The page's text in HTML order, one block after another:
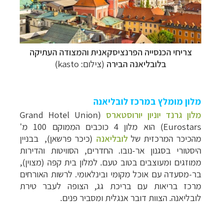
צריחי הכנסייה הפרנציסקאנית והמצודה העתיקה
בלובליאנה הבירה (צילום: kasto)
מלון מומלץ במרכז לובליאנה
מלון גרנד יוניון יורוסטארס
(Grand Hotel Union
Eurostars)
הוא מלון 4 כוכבים הממוקם 100 מ'
מהכיכר המרכזית שללובליאנה (כיכר פרשאן), בבניין
היסטורי בסגנון אר-נובו. החדרים, הסוויטות והדירות
ממוזגים ומעוצבים בטוב טעם. למלון בית קפה (מצוין),
בר-מסעדה עם אוכל מקומי ובינלאומי. לרשות האורחים
מרכז בריאות עם בריכת גג, הצופה לעבר טירת
לובליאנה. הצוות דובר אנגלית ומסביר פנים.